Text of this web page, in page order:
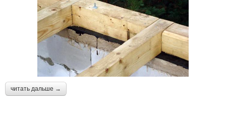
читать дальше →